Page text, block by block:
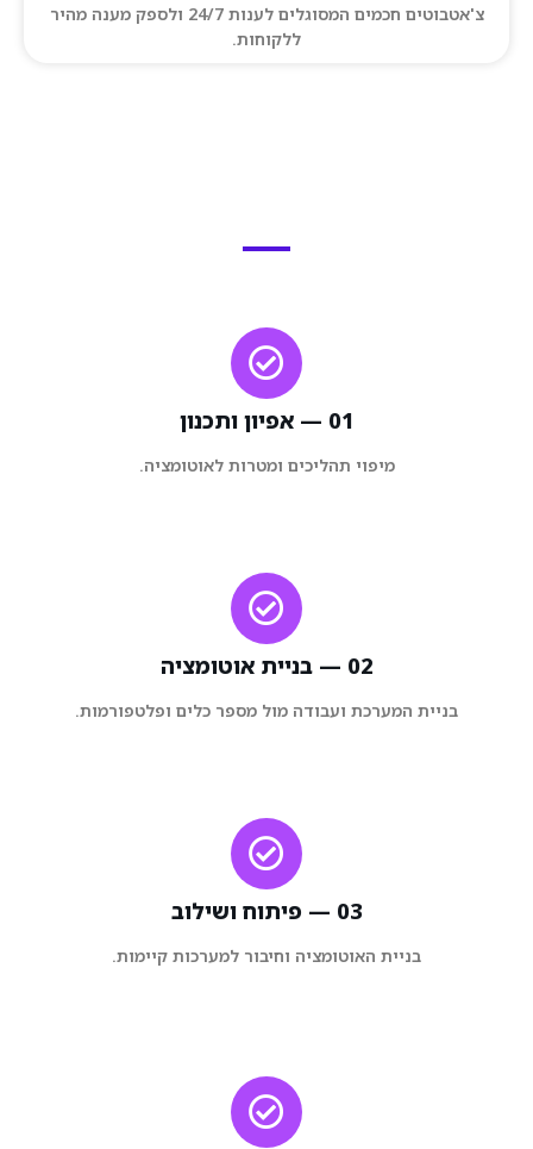
צ'אטבוטים חכמים המסוגלים לענות 24/7 ולספק מענה מהיר
ללקוחות.
01 — אפיון ותכנון
מיפוי תהליכים ומטרות לאוטומציה.
02 — בניית אוטומציה
בניית המערכת ועבודה מול מספר כלים ופלטפורמות.
03 — פיתוח ושילוב
בניית האוטומציה וחיבור למערכות קיימות.